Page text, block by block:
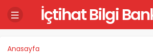
İçtihat Bilgi
Anasayfa